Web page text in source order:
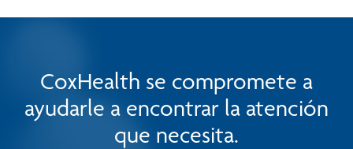
CoxHealth se compromete a
ayudarle a encontrar la atención
que necesita.